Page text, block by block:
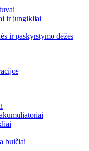
ir jungikliai
ir paskyrstymo dėžės
buičiai